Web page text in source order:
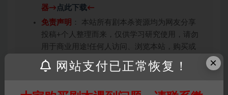
器→ 点此下载←
免责声明 ： 本站所有剧本杀资源均为网友分享
投稿+个人整理而来，仅供学习研究使用，请勿
用于商业用途!任何人访问、浏览本站，购买或
未购买，即代表已阅读本声明，理解并同意受本
条约约束，并遵守所有适用的法律法规。
×
网站支付已正常恢复！